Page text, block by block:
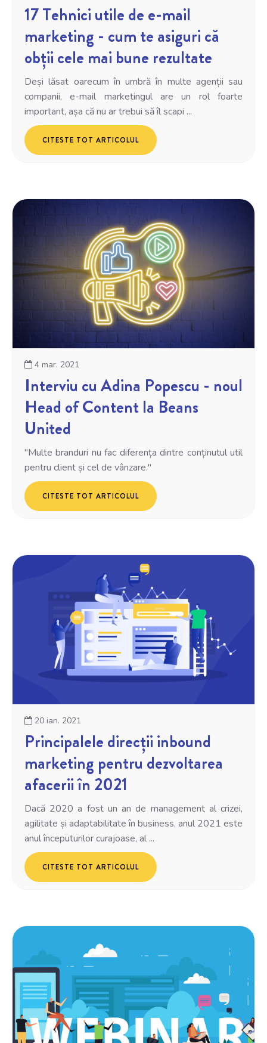
17 Tehnici utile de e-mail
marketing - cum te asiguri că
obții cele mai bune rezultate
Deși lăsat oarecum în umbră în multe agenții sau
companii, e-mail marketingul are un rol foarte
important, așa că nu ar trebui să îl scapi ...
CITESTE TOT ARTICOLUL
4 mar. 2021
Interviu cu Adina Popescu - noul
Head of Content la Beans
United
"Multe branduri nu fac diferența dintre conținutul util
pentru client și cel de vânzare."
CITESTE TOT ARTICOLUL
20 ian. 2021
Principalele direcții inbound
marketing pentru dezvoltarea
afacerii în 2021
Dacă 2020 a fost un an de management al crizei,
agilitate și adaptabilitate în business, anul 2021 este
anul începuturilor curajoase, al ...
CITESTE TOT ARTICOLUL